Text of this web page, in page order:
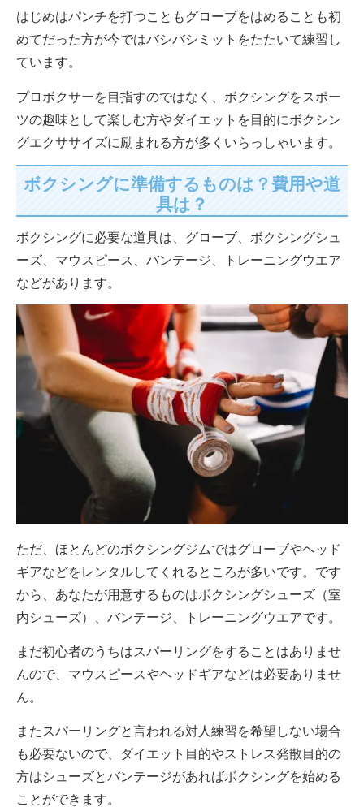
はじめはパンチを打つこともグローブをはめることも初
めてだった方が今ではバシバシミットをたたいて練習し
ています。
プロボクサーを目指すのではなく、ボクシングをスポー
ツの趣味として楽しむ方やダイエットを目的にボクシン
グエクササイズに励まれる方が多くいらっしゃいます。
ボクシングに準備するものは？費用や道
具は？
ボクシングに必要な道具は、グローブ、ボクシングシュ
ーズ、マウスピース、
バンテージ、トレーニングウエア
などがあります。
ただ、ほとんどのボクシングジムではグローブやヘッド
ギアなどをレンタルしてくれるところが多いです。です
から、あなたが用意するものはボクシングシューズ（室
内シューズ）、バンテージ、トレーニングウエアです。
まだ初心者のうちはスパーリングをすることはありませ
んので、マウスピースやヘッドギアなどは必要ありませ
ん。
またスパーリングと言われる対人練習を希望しない場合
も必要ないので、ダイエット目的やストレス発散目的の
方はシューズとバンテージがあればボクシングを始める
ことができます。